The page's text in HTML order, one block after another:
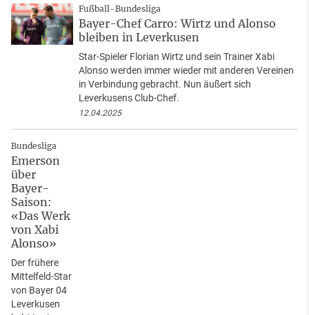
Fußball-Bundesliga
Bayer-Chef Carro: Wirtz und Alonso
bleiben in Leverkusen
Star-Spieler Florian Wirtz und sein Trainer Xabi
Alonso werden immer wieder mit anderen Vereinen
in Verbindung gebracht. Nun äußert sich
Leverkusens Club-Chef.
12.04.2025
Bundesliga
Emerson
über
Bayer-
Saison:
«Das Werk
von Xabi
Alonso»
Der frühere
Mittelfeld-Star
von Bayer 04
Leverkusen